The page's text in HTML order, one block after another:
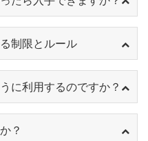
制限とルール
に利用するのですか？
？